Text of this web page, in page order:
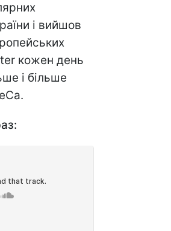
і вийшов
кожен день
і більше
: